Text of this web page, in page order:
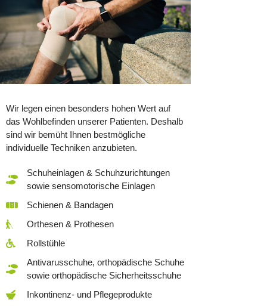
Wir legen einen besonders hohen Wert auf
das Wohlbefinden unserer Patienten. Deshalb
sind wir bemüht Ihnen bestmögliche
individuelle Techniken anzubieten.
Schuheinlagen & Schuhzurichtungen
sowie sensomotorische Einlagen
Schienen & Bandagen
Orthesen & Prothesen
Rollstühle
Antivarusschuhe, orthopädische Schuhe
sowie orthopädische Sicherheitsschuhe
Inkontinenz- und Pflegeprodukte